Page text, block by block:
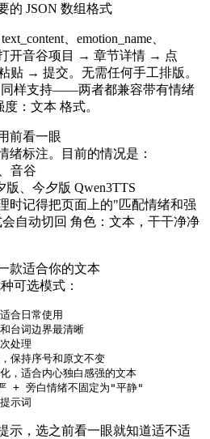
的 JSON 数组格式
、emotion_name、
打开音谷项目 → 章节详情 → 点
贴 → 提交。无需任何手工排版。
同样支持——两者都兼容带有情绪
：文本 格式。
前看一眼
绪标注。目前的情况是：
音谷
版、今夕版 Qwen3TTS
时记得把页面上的"匹配情绪和强
自动切回 角色：文本，干干净净
款适合你的文本
可选模式：
合日常使用
台词边界最清晰
处理
保持序号和原文不变
，适合内心独白感强的文本
+ 旁白情绪不固定为"平静"
示词
示，选之前看一眼就知道适不适